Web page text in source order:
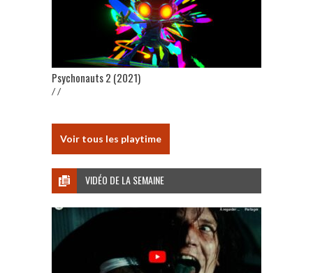
Psychonauts 2 (2021)
/ /
Voir tous les playtime
VIDÉO DE LA SEMAINE